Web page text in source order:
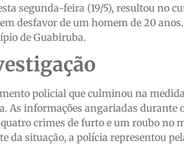
segunda-feira (19/5), resultou no
desfavor de um homem de 20
de Guabiruba.
policial que culminou na
As informações angariadas
crimes de furto e um roubo no
da situação, a polícia representou